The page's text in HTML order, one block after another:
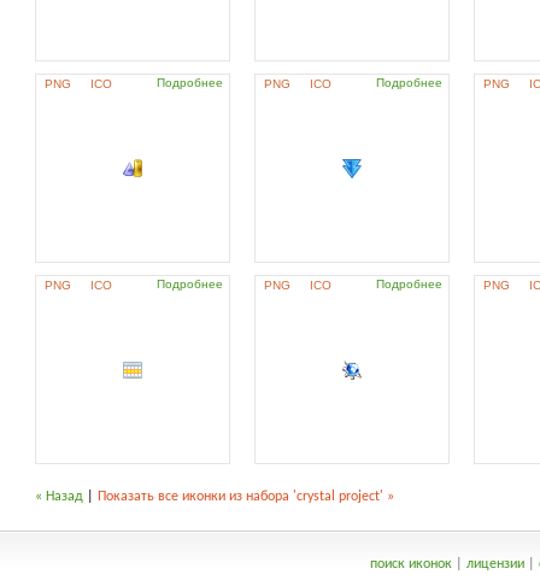
PNG ICO Подробнее PNG ICO Подробнее PNG
PNG ICO Подробнее PNG ICO Подробнее PNG
« Назад Показать все иконки из набора 'crystal project' »
поиск иконок| лицензии|